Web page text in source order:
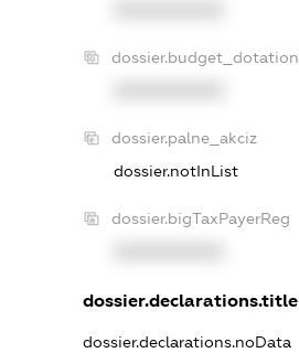
dossier.budget_dotation
dossier.palne_akciz
dossier.notInList
dossier.bigTaxPayerReg
dossier.declarations.title
dossier.declarations.noData